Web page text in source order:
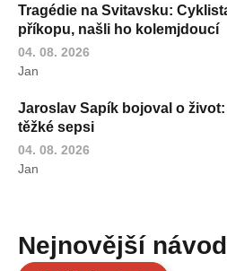
Tragédie na Svitavsku:
příkopu, našli ho kolemjdoucí
04. 08. 2026
Jan
Jaroslav Sapík bojoval o
těžké sepsi
04. 08. 2026
Jan
Nejnovější